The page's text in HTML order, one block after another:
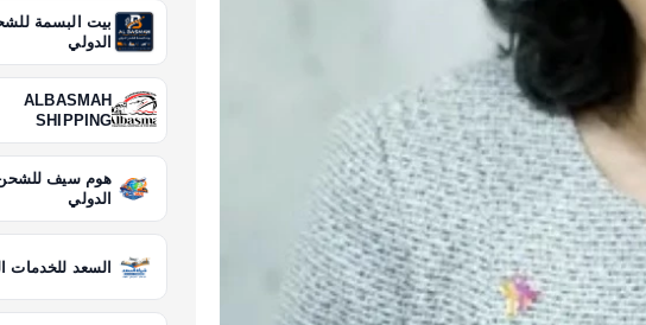
بيت البسمة
الدولي
ALBASMAH
SHIPPING
هوم سيف
الدولي
السعد للخدمات